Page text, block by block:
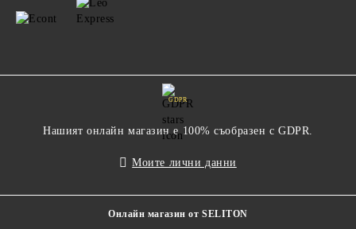
GDPR
Нашият онлайн магазин е 100% съобразен с GDPR.
Моите лични данни
Онлайн магазин от SELITON